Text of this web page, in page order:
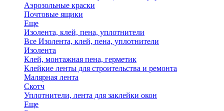
Аэрозольные краски
Почтовые ящики
Еще
Изолента, клей, пена, уплотнители
Все Изолента, клей, пена, уплотнители
Изолента
Клей, монтажная пена, герметик
Клейкие ленты для строительства и ремонта
Малярная лента
Скотч
Уплотнители, лента для заклейки окон
Еще